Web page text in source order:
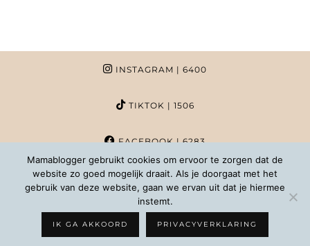
INSTAGRAM | 6400
TIKTOK | 1506
FACEBOOK| 6283
PINTEREST | 1020
WORDPRESS THEMES BYpipdig
Mamablogger gebruikt cookies om ervoor te zorgen dat de
website zo goed mogelijk draait. Als je doorgaat met het
gebruik van deze website, gaan we ervan uit dat je hiermee
instemt.
IK GA AKKOORD PRIVACYVERKLARING